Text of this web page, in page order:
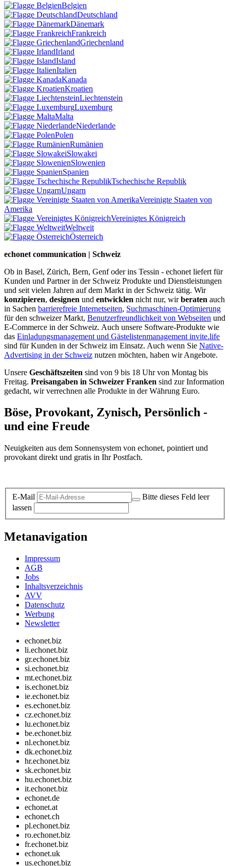
Belgien
Deutschland
Dänemark
Frankreich
Griechenland
Irland
Island
Italien
Kanada
Kroatien
Liechtenstein
Luxemburg
Malta
Niederlande
Polen
Rumänien
Slowakei
Slowenien
Spanien
Tschechische Republik
Ungarn
Vereinigte Staaten von
Amerika
Vereinigtes Königreich
Weltweit
Österreich
echonet communication | Schweiz
Ob in Basel, Zürich, Bern, Genf oder ins Tessin - echonet liefert für
Kunden und Partner in der Schweiz Produkte und Dienstleistungen
und seit vielen Jahren auf dem Markt in der Schweiz tätig. Wir
konzipieren, designen und entwicklen nicht nur, wirberaten auch
in Sachen barrierefreie Internetseiten, Suchmaschinen-Optimierung
für den schweizer Markt, Benutzerfreundlichkeit von Webseiten und
E-Commerce in der Schweiz. Auch unsere Software-Produkte wie
das Einladungsmanagement und Gästelistenmanagement invite.life
sind für Kunden in der Schweiz im Einsatz. Auch wenn Sie Native-
Advertising in der Schweiz nutzen möchten, haben wir Angebote.
Unsere Geschäftszeiten sind von 9 bis 18 Uhr von Montag bis
Freitag. Preisangaben in Schweizer Franken sind zur Information
gedacht, wir verrechnen alle Produkte in der Währung Euro.
Böse, Provokant, Zynisch, Persönlich -
und eine Freude
Neuigkeiten aus dem Sonnensystem von echonet, pointiert und
provokant direkt und gratis in Ihr Postfach.
E-Mail
Bitte dieses Feld leer
lassen
Metanavigation
Impressum
AGB
Jobs
Inhaltsverzeichnis
AVV
Datenschutz
Werbung
Newsletter
echonet.biz
li.echonet.biz
gr.echonet.biz
si.echonet.biz
mt.echonet.biz
is.echonet.biz
ie.echonet.biz
es.echonet.biz
cz.echonet.biz
lu.echonet.biz
be.echonet.biz
nl.echonet.biz
dk.echonet.biz
hr.echonet.biz
sk.echonet.biz
hu.echonet.biz
it.echonet.biz
echonet.de
echonet.at
echonet.ch
pl.echonet.biz
ro.echonet.biz
fr.echonet.biz
echonet.uk
us.echonet.biz